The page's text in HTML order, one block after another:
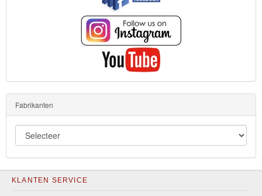
Fabrikanten
KLANTEN SERVICE